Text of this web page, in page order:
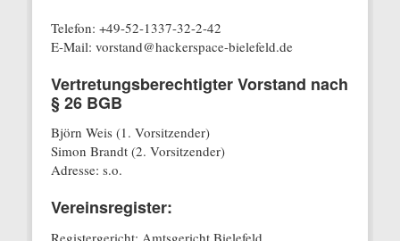
Telefon: +49-52-1337-32-2-42
E-Mail: vorstand@hackerspace-bielefeld.de
Vertretungsberechtigter Vorstand nach
§ 26 BGB
Björn Weis (1. Vorsitzender)
Simon Brandt (2. Vorsitzender)
Adresse: s.o.
Vereinsregister:
Registergericht: Amtsgericht Bielefeld